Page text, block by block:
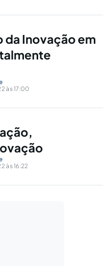
da Inovação em
às 17:00
às 16:22